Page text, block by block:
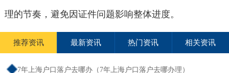
理的节奏，避免因证件问题影响整体进度。
推荐资讯 最新资讯 热门资讯 相关资讯
7年上海户口落户去哪办（7年上海户口落户去哪办理）